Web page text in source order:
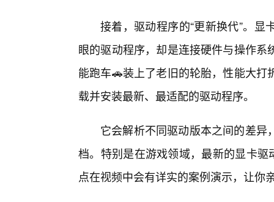
接着，驱动程序的“更新换代”。
眼的驱动程序，却是连接硬件与操作
能跑车🚗装上了老旧的轮胎，性能大
载并安装最新、最适配的驱动程序。
它会解析不同驱动版本之间的差
档。特别是在游戏领域，最新的显卡
点在视频中会有详实的案例演示，让你